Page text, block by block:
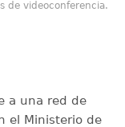
de videoconferencia.
a una red de
el Ministerio de